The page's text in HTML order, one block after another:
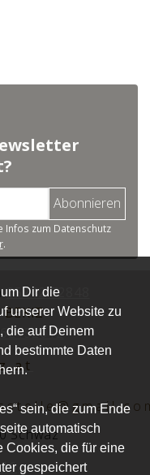
Dir die
unserer Website zu
die auf Deinem
bestimmte Daten
sein, die zum Ende
automatisch
Cookies, die für eine
gespeichert
Abonnieren
Infos zum Datenschutz
.
05242 72848
BEKiZ
Schwaz